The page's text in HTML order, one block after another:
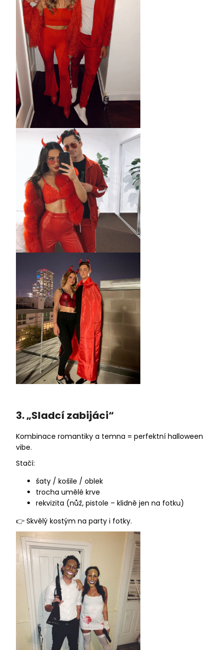
3. „Sladcí zabijáci“
Kombinace romantiky a temna = perfektní halloween
vibe.
Stačí:
šaty / košile / oblek
trocha umělé krve
rekvizita (nůž, pistole – klidně jen na fotku)
👉 Skvělý kostým na party i fotky.